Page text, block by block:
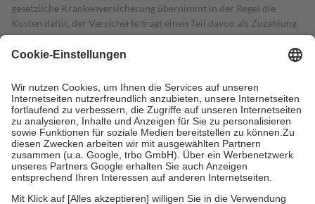
gesetzliche Krankenversicherung übernimmt in der Regel die
Kosten dafür, der Versicherte trägt einen Teil davon als Zuzahlung
mit.
Grundsätzlich leisten Mitglieder Zuzahlungen in Höhe von zehn
höchstens zehn Euro.
Es sind jedoch nie mehr als die tatsächlichen
Kosten der Leistung zu entrichten.
Diese Regeln gelten grundsätzlich auch für Online-Apotheken.
Bei Heilmitteln und häuslicher Krankenpflege beträgt die
Zuzahlung zehn Prozent der Kosten sowie zehn Euro je
Verordnung.
Um das Engagement der Versicherten für ihre eigene Gesundheit zu
stärken und die besondere Stellung der Familie zu unterstützen,
fallenkeine Zuzahlungenan bei: